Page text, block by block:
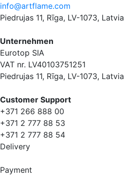
info@artflame.com
Piedrujas 11, Rīga, LV-1073, Latvia
Unternehmen
Eurotop SIA
VAT nr. LV40103751251
Piedrujas 11, Rīga, LV-1073, Latvia
Сustomer Support
+371 266 888 00
+371 2 777 88 53
+371 2 777 88 54
Delivery
Payment